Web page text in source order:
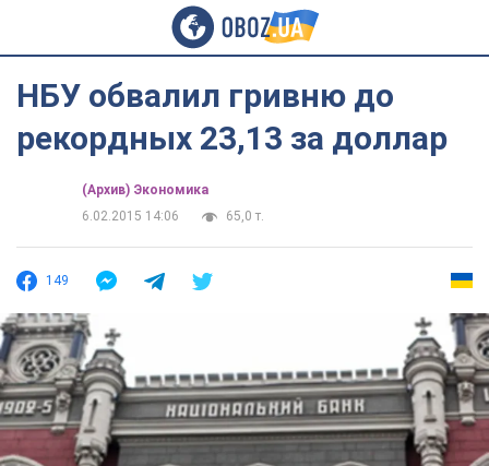
НБУ обвалил гривню до
рекордных 23,13 за доллар
(Архив) Экономика
6.02.2015 14:06
65,0 т.
149